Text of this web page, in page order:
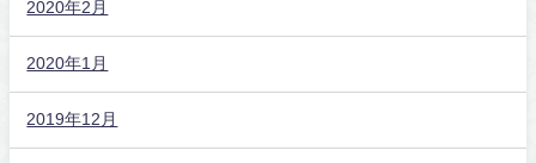
2020年2月
2020年1月
2019年12月